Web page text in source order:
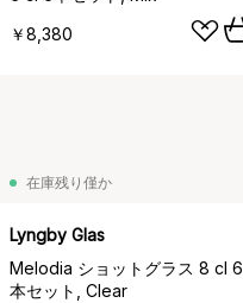
￥8,380
在庫残り僅か
Lyngby Glas
Melodia ショットグラス 8 cl 6
本セット, Clear